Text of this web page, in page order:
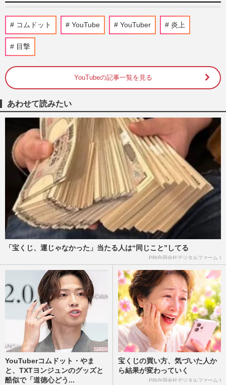
YouTuberコムドット・やまと、TXTヨン
ジュンのグッズと酷似で「道徳心どうなっ
YouTuber『コムドット』ひゅうがの“喫煙
しながら運転”に「俺かっけーって思って
そう」ネットから辛辣声
週刊女性PRIME 2024/7/10
コムドット「歌がおまけ」“30種類の応募
特典”に批判も売上好調、ファンはフリマ
アプリに半額以下で大量出…
週刊女性PRIME 2024/6/27
「JALの方が1万倍いい」ダンス動画で話
題を呼んだ羽生結弦のANAと大谷翔平と
サポート契約を結ぶJAL、インス…
週刊女性PRIME
ANAのTikTok・PR動画にYouTuber『コム
ドット』起用が物議「ANAさん大丈
夫？」「一番くじの悲劇を忘れた？」…
週刊女性PRIME 2023/12/18
コムドット YouTube YouTuber 炎上
目撃
YouTubeの記事一覧を見る
あわせて読みたい
「宝くじ、運じゃなかった」当たる人は“同じこと”してる
PR(合同会社デジタルファーム )
YouTuberコムドット・やま
と、TXTヨンジュンのグッズと
酷似で「道徳心どう...
宝くじの買い方、気づいた人か
ら結果が変わっていく
PR(合同会社デジタルファーム )